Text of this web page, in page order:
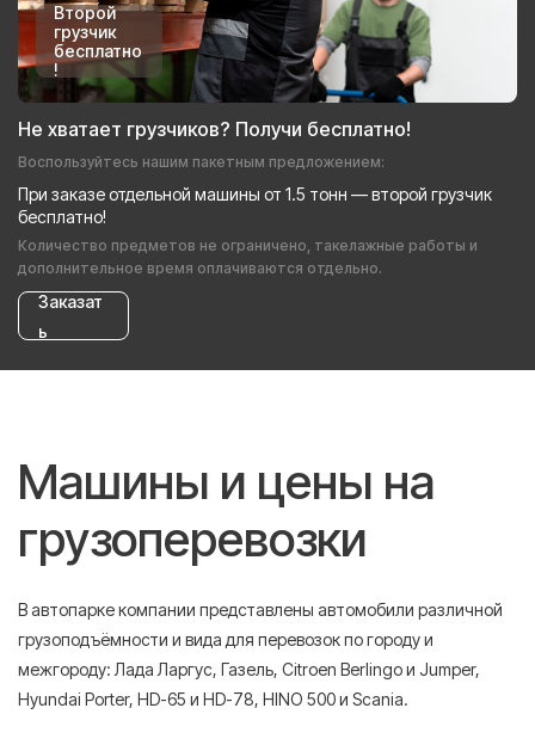
Второй
грузчик
бесплатно
!
Не хватает грузчиков? Получи бесплатно!
Воспользуйтесь нашим пакетным предложением:
При заказе отдельной машины от 1.5 тонн — второй грузчик
бесплатно!
Количество предметов не ограничено, такелажные работы и
дополнительное время оплачиваются отдельно.
Заказат
ь
Машины и цены на
грузоперевозки
В автопарке компании представлены автомобили различной
грузоподъёмности и вида для перевозок по городу и
межгороду: Лада Ларгус, Газель, Citroen Berlingo и Jumper,
Hyundai Porter, HD-65 и HD-78, HINO 500 и Scania.